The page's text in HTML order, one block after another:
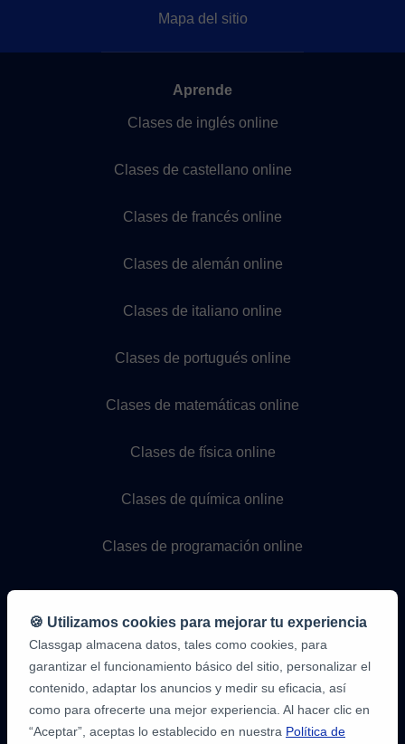
Mapa del sitio
Aprende
Clases de inglés online
Clases de castellano online
Clases de francés online
Clases de alemán online
Clases de italiano online
Clases de portugués online
Clases de matemáticas online
Clases de física online
Clases de química online
Clases de programación online
9,6/10
1,339,284
🍪 Utilizamos cookies para mejorar tu experiencia
Classgap almacena datos, tales como cookies, para
garantizar el funcionamiento básico del sitio, personalizar el
contenido, adaptar los anuncios y medir su eficacia, así
como para ofrecerte una mejor experiencia. Al hacer clic en
“Aceptar”, aceptas lo establecido en nuestra Política de